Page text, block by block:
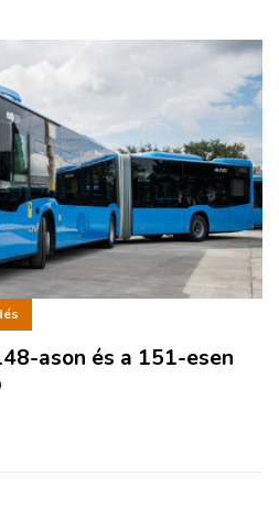
ason és a 151-esen